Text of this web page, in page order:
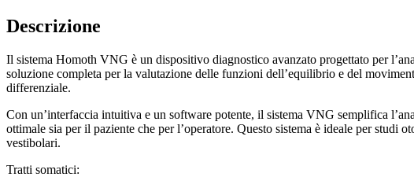
Descrizione
Il sistema Homoth VNG è un dispositivo diagnostico avanzato progettato per
soluzione completa per la valutazione delle funzioni dell’equilibrio e del
differenziale.
Con un’interfaccia intuitiva e un software potente, il sistema VNG semplifica
ottimale sia per il paziente che per l’operatore. Questo sistema è ideale per
vestibolari.
Tratti somatici: